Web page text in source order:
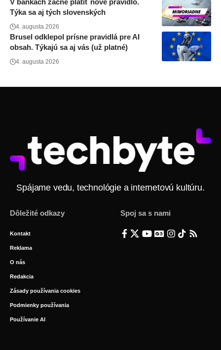
V bankách začne platiť nové pravidlo.
Týka sa aj tých slovenských
4. augusta 2026
Brusel odklepol prísne pravidlá pre AI
obsah. Týkajú sa aj vás (už platné)
4. augusta 2026
Spájame vedu, technológie a internetovú kultúru.
Dôležité odkazy
Kontakt
Reklama
O nás
Redakcia
Zásady používania cookies
Podmienky používania
Používanie AI
Spoj sa s nami